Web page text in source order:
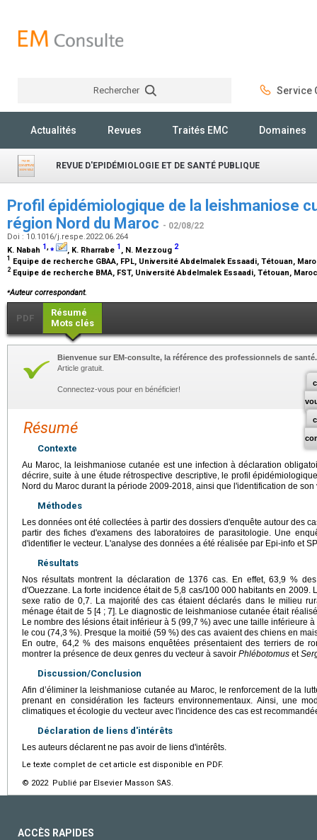
Rechercher Service
Actualités Revues Traités EMC Domaines
REVUE D'EPIDÉMIOLOGIE ET DE SANTÉ PUBLIQUE
Profil épidémiologique de la leishmaniose
région Nord du Maroc - 02/08/22
Doi : 10.1016/j.respe.2022.06.264
K. Nabah 1,⁎ , K. Rharrabe 1 , N. Mezzoug 2
1 Equipe de recherche GBAA, FPL, Université Abdelmalek Essaadi, Tétouan,
2 Equipe de recherche BMA, FST, Université Abdelmalek Essaadi, Tétouan,
⁎Auteur correspondant.
PDF
Résumé
Mots clés
Bienvenue sur EM-consulte, la référence des professionnels de santé.
Article gratuit.
Connectez-vous pour en bénéficier!
Résumé
Contexte
Au Maroc, la leishmaniose cutanée est une infection à déclaration
décrire, suite à une étude rétrospective descriptive, le profil
Nord du Maroc durant la période 2009-2018, ainsi que l'identification de
Méthodes
Les données ont été collectées à partir des dossiers d'enquête autour des
partir des fiches d'examens des laboratoires de parasitologie. Une
d'identifier le vecteur. L'analyse des données a été réalisée par Epi-info et
Résultats
Nos résultats montrent la déclaration de 1376 cas. En effet, 63,9 %
d'Ouezzane. La forte incidence était de 5,8 cas/100 000 habitants en 2009.
sexe ratio de 0,7. La majorité des cas étaient déclarés dans le milieu
ménage était de 5 [4 ; 7]. Le diagnostic de leishmaniose cutanée était
Le nombre des lésions était inférieur à 5 (99,7 %) avec une taille inférieure
le cou (74,3 %). Presque la moitié (59 %) des cas avaient des chiens en
En outre, 64,2 % des maisons enquêtées présentaient des terriers de
montrer la présence de deux genres du vecteur à savoir Phlébotomus et
Discussion/Conclusion
Afin d’éliminer la leishmaniose cutanée au Maroc, le renforcement de la
prenant en considération les facteurs environnementaux. Ainsi, une
climatiques et écologie du vecteur avec l'incidence des cas est
Déclaration de liens d'intérêts
Les auteurs déclarent ne pas avoir de liens d'intérêts.
Le texte complet de cet article est disponible en PDF.
© 2022 Publié par Elsevier Masson SAS.
ACCÈS RAPIDES